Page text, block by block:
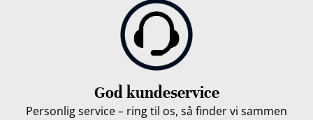
God kundeservice
Personlig service – ring til os, så finder vi sammen